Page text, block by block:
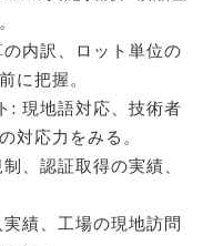
内訳、ロット単位の
に把握。
: 現地語対応、技術者
対応力をみる。
、認証取得の実績、
績、工場の現地訪問